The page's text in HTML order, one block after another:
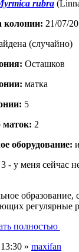
rubra
кoлонии: 21/07/
(случайно)
Осташков
матка
5
маток: 2
оборудование:
3 - у меня сейчас
образование,
регулярные
» maxifan